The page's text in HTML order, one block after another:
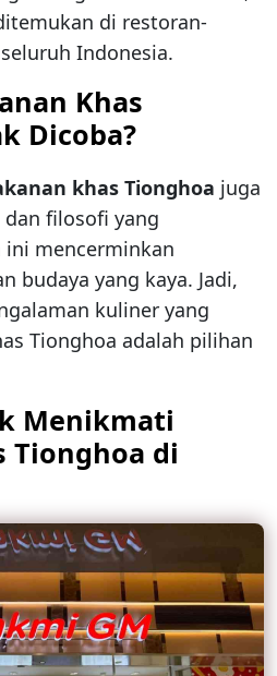
di restoran-
Indonesia.
Khas
Dicoba?
khas Tionghoa juga
filosofi yang
ini mencerminkan
budaya yang kaya. Jadi,
kuliner yang
Tionghoa adalah pilihan
Menikmati
Tionghoa di